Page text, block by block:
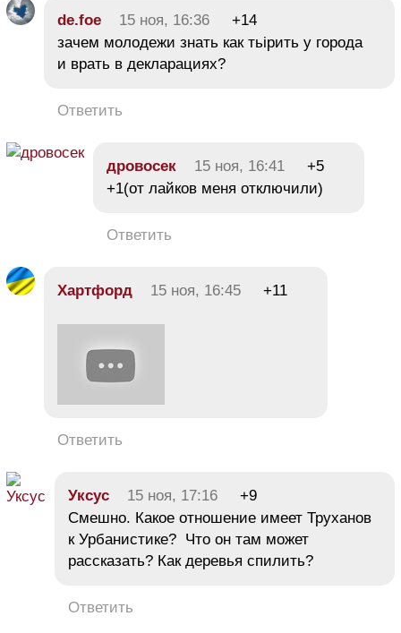
de.foe 15 ноя, 16:36
+14
зачем молодежи знать как тьірить у города
и врать в декларациях?
Ответить
дровосек 15 ноя, 16:41
+5
+1(от лайков меня отключили)
Ответить
Хартфорд 15 ноя, 16:45 +11
Ответить
Уксус 15 ноя, 17:16
+9
Смешно. Какое отношение имеет Труханов
к Урбанистике? Что он там может
рассказать? Как деревья спилить?
Ответить